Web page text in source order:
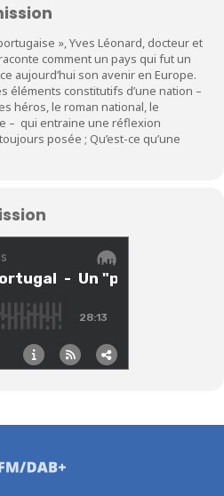
», Yves Léonard, docteur et
comment un pays qui fut un
aujourd’hui son avenir en Europe.
éléments constitutifs d’une nation –
héros, le roman national, le
– qui entraine une réflexion
posée ; Qu’est-ce qu’une